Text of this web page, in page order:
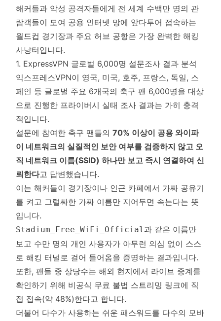
해커들과 악성 공격자들에게 전 세계 수백만 명의 관
람객들이 모여 공용 인터넷 망에 앞다투어 접속하는
월드컵 경기장과 주요 허브 공항은 가장 완벽한 해킹
사냥터입니다.
1. ExpressVPN 글로벌 6,000명 설문조사 결과 분석
익스프레스VPN이 영국, 미국, 호주, 프랑스, 독일, 스
페인 등 글로벌 주요 6개국의 축구 팬 6,000명을 대상
으로 진행한 프라이버시 실태 조사 결과는 가히 충격
적입니다.
설문에 참여한 축구 팬들의 70% 이상이 공용 와이파
이 네트워크의 실질적인 보안 여부를 검증하지 않고 오
직 네트워크 이름(SSID) 하나만 보고 즉시 연결하여 신
뢰한다고 답변했습니다.
이는 해커들이 경기장이나 인근 카페에서 가짜 공유기
를 켜고 그럴싸한 가짜 이름만 지어두면 속는다는 뜻
입니다.
Stadium_Free_WiFi_Official과 같은 이름만
보고 수만 명의 개인 사용자가 아무런 의심 없이 스스
로 해킹 터널로 걸어 들어옴을 증명하는 결과입니다.
또한, 팬들 중 상당수는 해외 현지에서 라이브 중계를
확인하기 위해 비공식 무료 불법 스트리밍 링크에 직
접 접속(약 48%)한다고 합니다.
더불어 다수가 사용하는 쉬운 패스워드를 다수의 모바